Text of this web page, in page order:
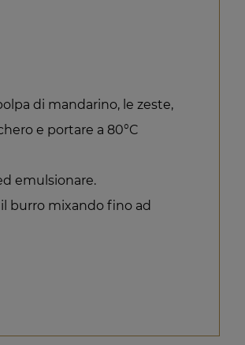
di mandarino, le zeste,
e portare a 80°C
emulsionare.
burro mixando fino ad